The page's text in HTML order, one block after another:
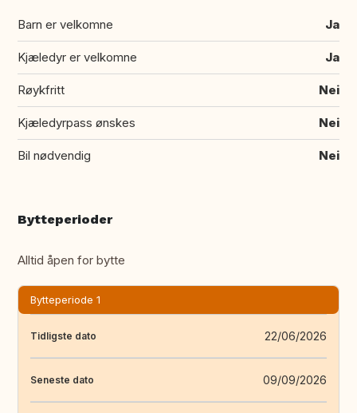
Barn er velkomne Ja
Kjæledyr er velkomne Ja
Røykfritt Nei
Kjæledyrpass ønskes Nei
Bil nødvendig Nei
Bytteperioder
Alltid åpen for bytte
Bytteperiode 1
Tidligste dato 22/06/2026
Seneste dato 09/09/2026